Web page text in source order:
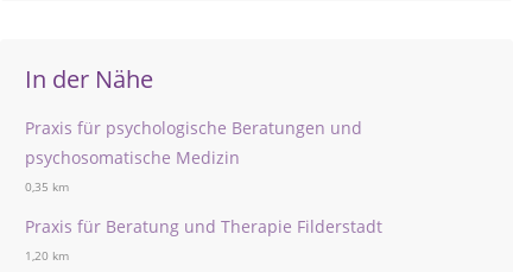
In der Nähe
Praxis für psychologische Beratungen und
psychosomatische Medizin
0,35 km
Praxis für Beratung und Therapie Filderstadt
1,20 km